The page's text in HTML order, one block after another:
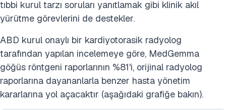
tıbbi kurul tarzı soruları yanıtlamak gibi klinik akıl
yürütme görevlerini de destekler.
ABD kurul onaylı bir kardiyotorasik radyolog
tarafından yapılan incelemeye göre, MedGemma
göğüs röntgeni raporlarının %81'i, orijinal radyolog
raporlarına dayananlarla benzer hasta yönetim
kararlarına yol açacaktır (aşağıdaki grafiğe bakın).